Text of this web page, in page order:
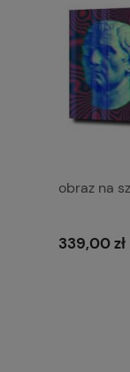
obraz na
339,00 zł